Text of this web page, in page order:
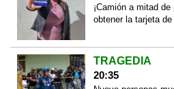
¡Camión a mitad
obtener la tarjeta
TRAGEDIA
20:35